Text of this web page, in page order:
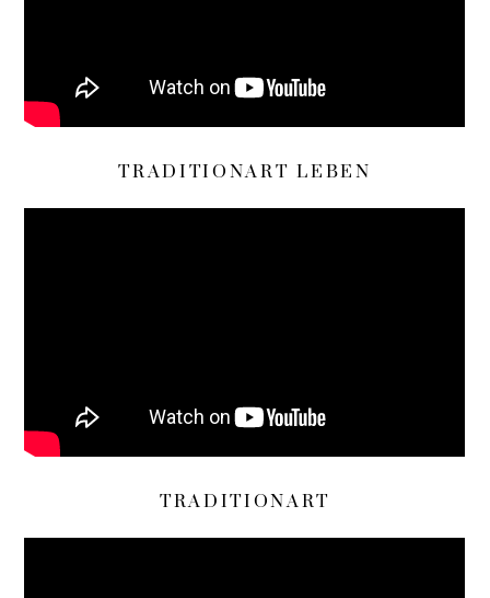
TRADITIONART LEBEN
TRADITIONART